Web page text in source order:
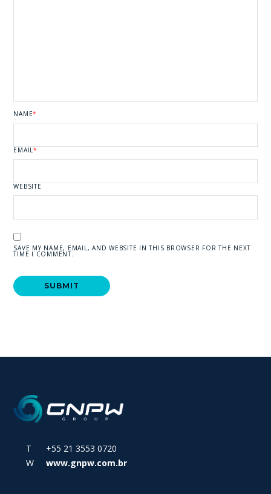
NAME*
EMAIL*
WEBSITE
SAVE MY NAME, EMAIL, AND WEBSITE IN THIS BROWSER FOR THE NEXT
TIME I COMMENT.
T +55 21 3553 0720
W
www.gnpw.com.br